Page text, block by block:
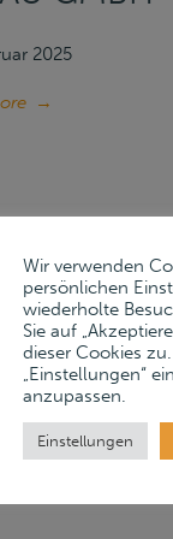
2025
→
FÜR
2025
Wir verwenden
persönlichen
wiederholte
Sie auf
dieser Cookies
„Einstellungen“
anzupassen.
Einstellungen